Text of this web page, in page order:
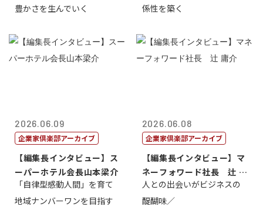
豊かさを生んでいく
係性を築く
2026.06.09
企業家倶楽部アーカイブ
【編集長インタビュー】ス
ーパーホテル会長山本梁介
「自律型感動人間」を育て
地域ナンバーワンを目指す
2026.06.08
企業家倶楽部アーカイブ
【編集長インタビュー】マ
ネーフォワード社長 辻 庸
介
人との出会いがビジネスの
醍醐味／